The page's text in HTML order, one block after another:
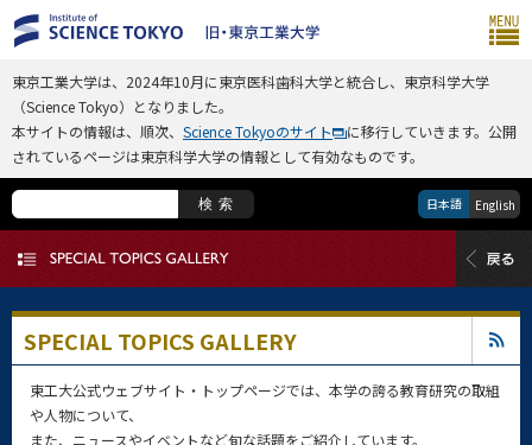
東京工業大学は、2024年10月に東京医科歯科大学と統合し、東京科学大学
（Science Tokyo）となりました。
本サイトの情報は、順次、 Science Tokyoのサイト
に移行していきます。公開
されているページは東京科学大学の情報として有効なものです。
検索 日本語 English
SPECIAL TOPICS GALLERY
東工大公式ウェブサイト・トップページでは、本学の誇る教育研究の取組
や人物について、
また、ニュースやイベントなど旬な話題をご紹介しています。